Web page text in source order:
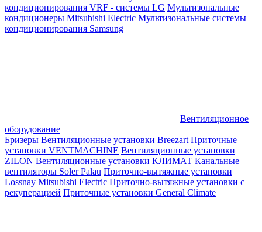
кондиционирования VRF - системы LG Мультизональные
кондиционеры Mitsubishi Electric Мультизональные системы
кондиционирования Samsung
Вентиляционное
оборудование
Бризеры Вентиляционные установки Breezart Приточные
установки VENTMACHINE Вентиляционные установки
ZILON Вентиляционные установки КЛИМАТ Канальные
вентиляторы Soler Palau Приточно-вытяжные установки
Lossnay Mitsubishi Electric Приточно-вытяжные установки с
рекуперацией Приточные установки General Climate